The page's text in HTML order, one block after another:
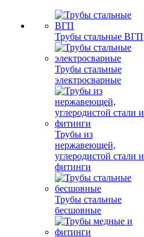
Трубы стальные ВГП
Трубы стальные
электросварные
Трубы из
нержавеющей,
углеродистой стали и
фитинги
Трубы стальные
бесшовные